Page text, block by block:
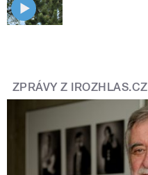
ZPRÁVY Z IROZHLAS.CZ